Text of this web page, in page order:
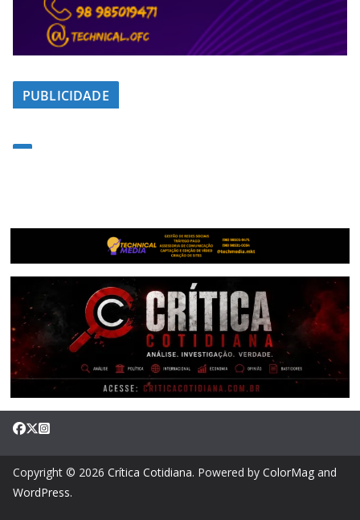
PUBLICIDADE
Copyright © 2026 Crítica Cotidiana. Powered by ColorMag and
WordPress.